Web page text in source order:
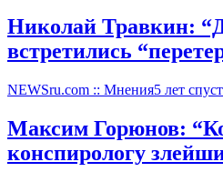
Николай Травкин:
встретились
NEWSru.com :: Мнения5 лет
Максим Горюнов:
конспирологу